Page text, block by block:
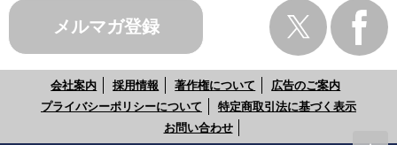
メルマガ登録
会社案内 採用情報 著作権について
広告のご案内
プライバシーポリシーについて
特定商取引法に基づく表示
お問い合わせ